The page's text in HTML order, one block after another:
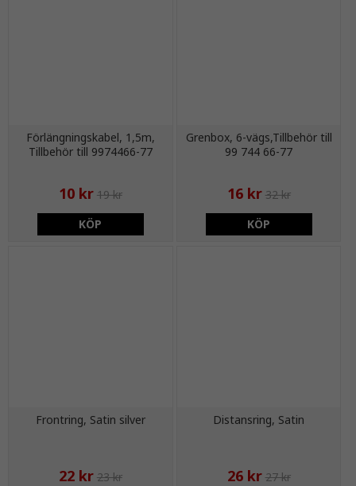
Förlängningskabel, 1,5m,
Tillbehör till 9974466-77
10 kr 19 kr
KÖP
Grenbox, 6-vägs,Tillbehör till
99 744 66-77
16 kr 32 kr
KÖP
Frontring, Satin silver
22 kr 23 kr
Distansring, Satin
26 kr 27 kr